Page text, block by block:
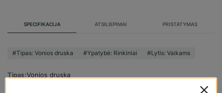
SPECIFIKACIJA ATSILIEPIMAI PRISTATYMAS
#Tipas: Vonios druska #Ypatybė: Rinkiniai #Lytis: Vaikams
Tipas Vonios druska